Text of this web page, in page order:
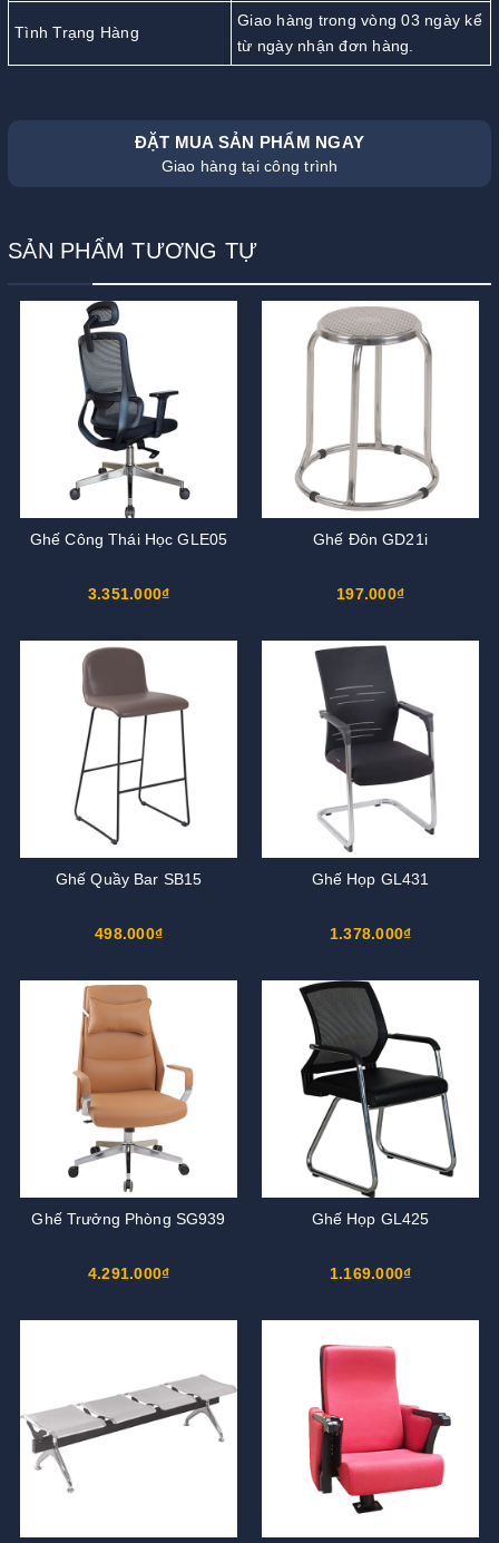
Tình Trạng Hàng
Giao hàng trong vòng 03 ngày kể
từ ngày nhận đơn hàng.
ĐẶT MUA SẢN PHẨM NGAY
Giao hàng tại công trình
SẢN PHẨM TƯƠNG TỰ
Ghế Công Thái Học GLE05
3.351.000₫
Ghế Đôn GD21i
197.000₫
Ghế Quầy Bar SB15
498.000₫
Ghế Họp GL431
1.378.000₫
Ghế Trưởng Phòng SG939
4.291.000₫
Ghế Họp GL425
1.169.000₫